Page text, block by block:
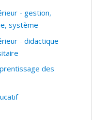
- gestion,
système
- didactique
des